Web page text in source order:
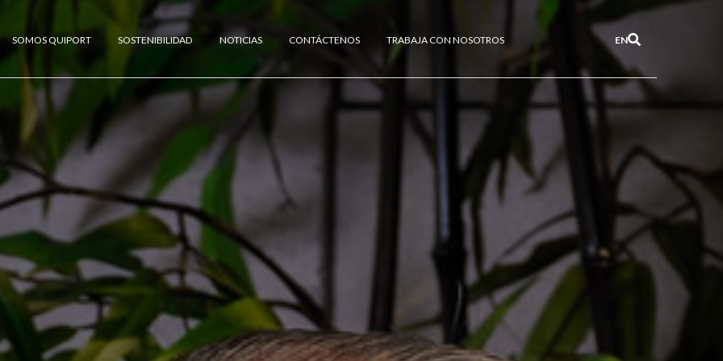
SOMOS QUIPORT SOSTENIBILIDAD NOTICIAS CONTÁCTENOS TRABAJA CON NOSOTROS EN